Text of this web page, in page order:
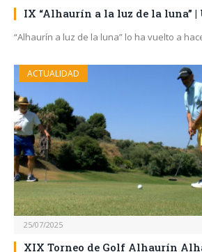
IX “Alhaurín a la luz de la luna”
“Alhaurín a luz de la luna” lo ha vuelto a
ACTUALIDAD
25/07/2025
XIX Torneo de Golf Alhaurín